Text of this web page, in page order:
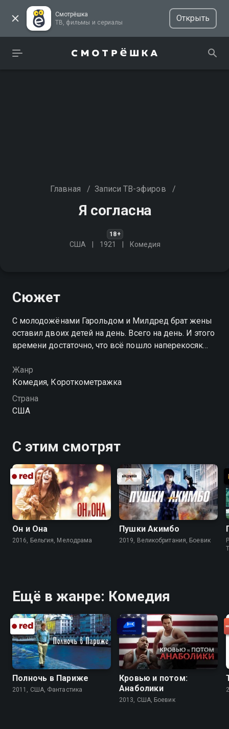
Смотрёшка
ТВ, фильмы и сериалы
Открыть
Главная / Записи ТВ-эфиров /
Я согласна
18+
США 1921 Комедия
Сюжет
С молодожёнами Гарольдом и Милдред брат жены
оставил двоих детей на день. Всего на день. И этого
времени достаточно, что всё пошло наперекосяк…
Жанр
Комедия, Короткометражка
Страна
США
С этим смотрят
Он и Она
2016, Бельгия, Мелодрама
Пушки Акимбо
2019, Великобритания, Боевик
Ещё в жанре: Комедия
Полночь в Париже
2011, США, Фантастика
Кровью и потом:
Анаболики
2013, США, Боевик